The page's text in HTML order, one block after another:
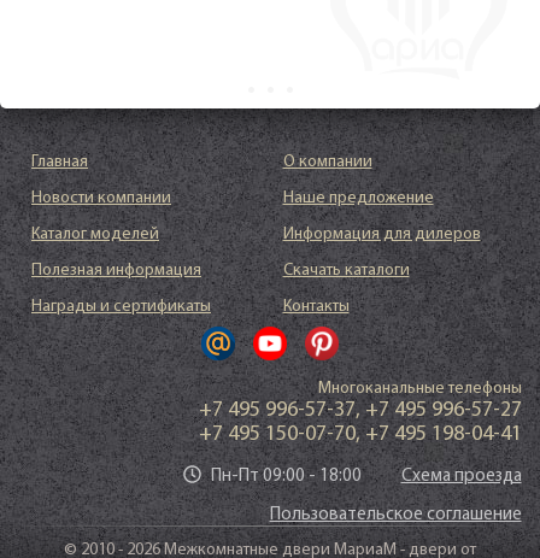
Главная
О компании
Новости компании
Наше предложение
Каталог моделей
Информация для дилеров
Полезная информация
Скачать каталоги
Награды и сертификаты
Контакты
Многоканальные телефоны
+7 495 996-57-37, +7 495 996-57-27
+7 495 150-07-70,+7 495 198-04-41
Пн-Пт 09:00 - 18:00 Схема проезда
Пользовательское соглашение
© 2010 - 2026 Межкомнатные двери МариаМ - двери от